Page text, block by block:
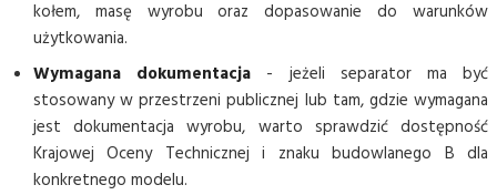
kołem, masę wyrobu oraz dopasowanie do warunków
użytkowania.
Wymagana dokumentacja - jeżeli separator ma być
stosowany w przestrzeni publicznej lub tam, gdzie wymagana
jest dokumentacja wyrobu, warto sprawdzić dostępność
Krajowej Oceny Technicznej i znaku budowlanego B dla
konkretnego modelu.